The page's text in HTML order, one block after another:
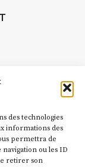
des technologies
informations des
permettra de
ou les ID
retirer son